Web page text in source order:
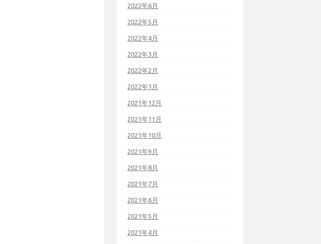
2022年6月
2022年5月
2022年4月
2022年3月
2022年2月
2022年1月
2021年12月
2021年11月
2021年10月
2021年9月
2021年8月
2021年7月
2021年6月
2021年5月
2021年4月